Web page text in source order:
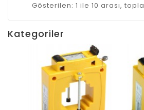
Gösterilen: 1 ile 10 arası,
Kategoriler